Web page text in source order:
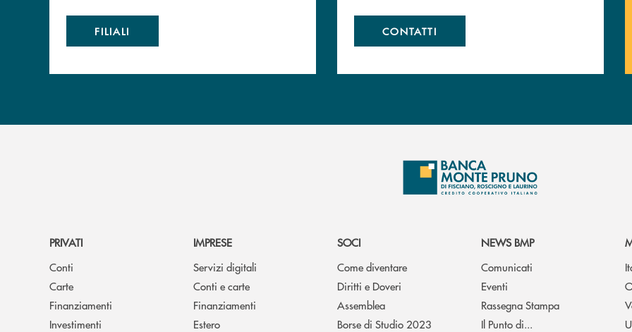
FILIALI CONTATTI
PRIVATI
Conti
Carte
Finanziamenti
Investimenti
IMPRESE
Servizi digitali
Conti e carte
Finanziamenti
Estero
SOCI
Come diventare
Diritti e Doveri
Assemblea
Borse di Studio 2023
NEWS BMP
Comunicati
Eventi
Rassegna Stampa
Il Punto di...